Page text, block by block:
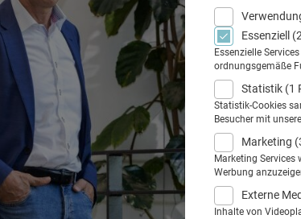
Essenziell
Essenzielle
ordnungsgemäße
Statistik (1
Statistik-Cookies
Besucher mit
Marketing
Marketing
Werbung
Externe
Inhalte von